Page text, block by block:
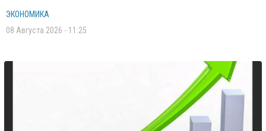
ЭКОНОМИКА
08 Августа 2026 - 11:25